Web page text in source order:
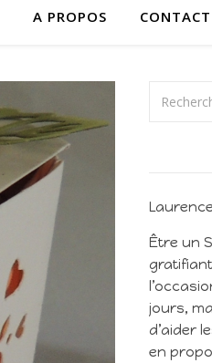
A PROPOS CONTACT
Être un
jours,
d’aider
en